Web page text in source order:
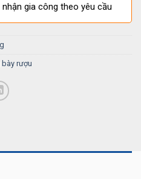
gia công theo yêu cầu
rượu